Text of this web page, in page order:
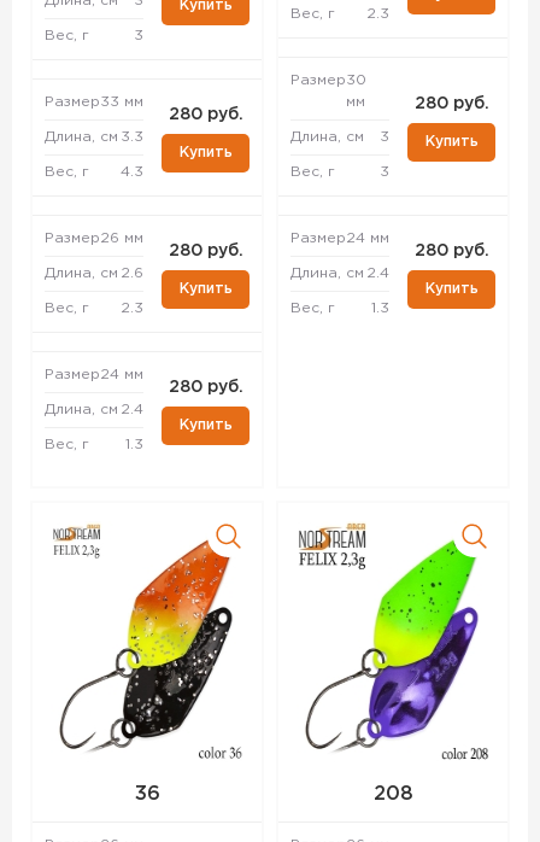
Вес, г 3
Купить
Размер33 мм
Длина, см 3.3
Вес, г 4.3
280 руб.
Купить
Размер26 мм
Длина, см 2.6
Вес, г 2.3
280 руб.
Купить
Размер24 мм
Длина, см 2.4
Вес, г 1.3
280 руб.
Купить
Вес, г 2.3
Размер30
мм
Длина, см 3
Вес, г 3
280 руб.
Купить
Размер24 мм
Длина, см 2.4
Вес, г 1.3
280 руб.
Купить
36 208